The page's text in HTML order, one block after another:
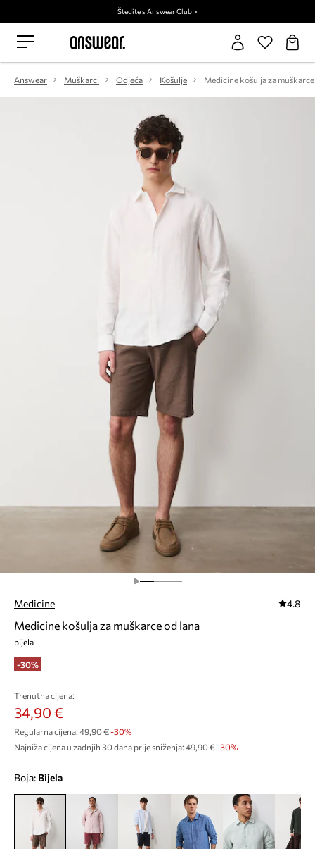
Štedite s Answear Club >
Answear Muškarci Odjeća Košulje Medicine košulja za
Medicine 4.8
Medicine košulja za muškarce od lana
bijela
-30%
Trenutna cijena:
34,90 €
Regularna cijena: 49,90 €-30%
Najniža cijena u zadnjih 30 dana prije sniženja: 49,90 € -30%
Boja: bijela